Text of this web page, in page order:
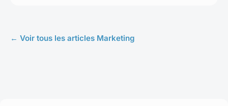
← Voir tous les articles Marketing